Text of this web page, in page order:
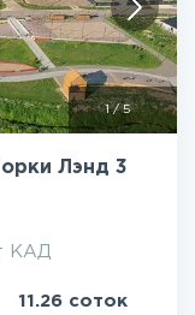
1/5
Лэнд 3
КАД
11.26 соток